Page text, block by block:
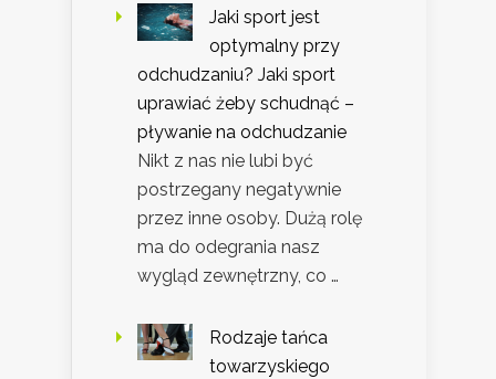
Jaki sport jest
optymalny przy
odchudzaniu? Jaki sport
uprawiać żeby schudnąć –
pływanie na odchudzanie
Nikt z nas nie lubi być
postrzegany negatywnie
przez inne osoby. Dużą rolę
ma do odegrania nasz
wygląd zewnętrzny, co …
Rodzaje tańca
towarzyskiego